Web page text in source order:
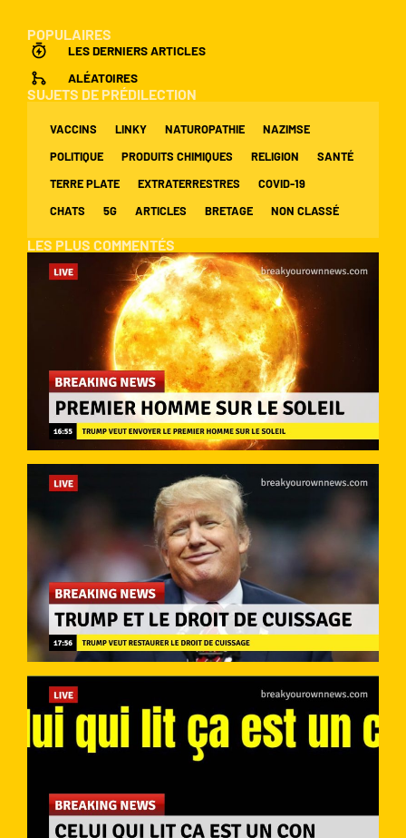
POPULAIRES
LES DERNIERS ARTICLES
ALÉATOIRES
SUJETS DE PRÉDILECTION
VACCINS LINKY NATUROPATHIE
NAZIMSE
POLITIQUE
PRODUITS CHIMIQUES RELIGION
SANTÉ
TERRE PLATE
EXTRATERRESTRES
COVID-19
CHATS
5G ARTICLES BRETAGE NON CLASSÉ
LES PLUS COMMENTÉS